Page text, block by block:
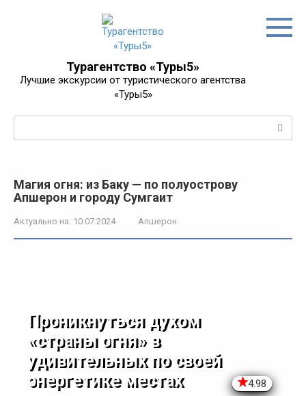
Турагентство «Туры5»
Лучшие экскурсии от туристического агентства
«Туры5»
Магия огня: из Баку — по полуострову
Апшерон и городу Сумгаит
Актуально на: 10.07.2024 Апшерон
Проникнуться духом
«страны огня» в
удивительных по своей
энергетике местах
4.98